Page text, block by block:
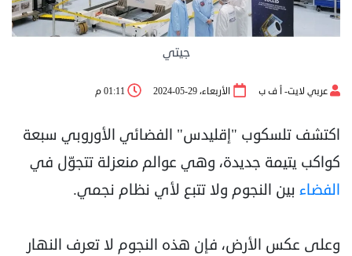
جيتي
عربي لايت- أ ف ب الأربعاء، 29-05-2024 01:11 م
اكتشف تلسكوب "إقليدس" الفضائي الأوروبي سبعة
كواكب يتيمة جديدة، وهي عوالم منعزلة تتجوّل في
الفضاء بين النجوم ولا تتبع لأي نظام نجمي.
وعلى عكس الأرض، فإن هذه النجوم لا تعرف النهار